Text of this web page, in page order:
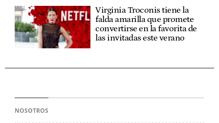
Virginia Troconis tiene la
falda amarilla que promete
convertirse en la favorita de
las invitadas este verano
NOSOTROS